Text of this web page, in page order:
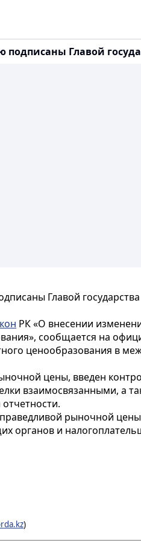
Главой
Главой государства
РК «О внесении
сообщается на
ценообразования в
цены, введен
взаимосвязанными, а
рыночной
органов и
)